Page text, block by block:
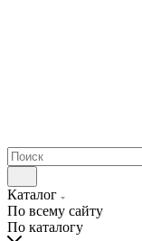
Каталог
По всему сайту
По каталогу